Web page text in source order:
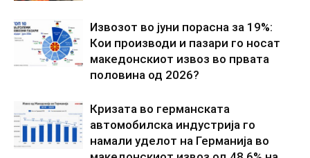
Извозот во јуни порасна за 19%:
Кои производи и пазари го носат
македонскиот извоз во првата
половина од 2026?
Кризата во германската
автомобилска индустрија го
намали уделот на Германија во